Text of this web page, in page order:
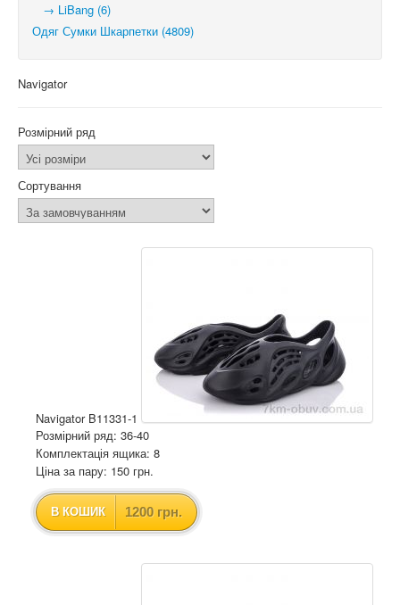
→ LiBang (6)
Одяг Сумки Шкарпетки (4809)
Navigator
Розмірний ряд
Сортування
Navigator B11331-1
Розмірний ряд: 36-40
Комплектація ящика: 8
Ціна за пару: 150 грн.
В КОШИК 1200 грн.